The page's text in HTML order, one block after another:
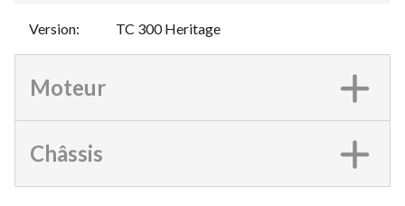
Version: TC 300 Heritage
Moteur
Châssis